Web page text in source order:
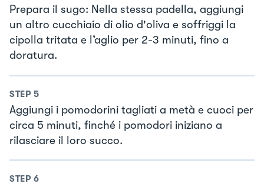
Prepara il sugo: Nella stessa padella, aggiungi
un altro cucchiaio di olio d'oliva e soffriggi la
cipolla tritata e l’aglio per 2-3 minuti, fino a
doratura.
STEP 5
Aggiungi i pomodorini tagliati a metà e cuoci per
circa 5 minuti, finché i pomodori iniziano a
rilasciare il loro succo.
STEP 6